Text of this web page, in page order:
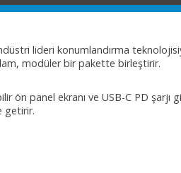
lideri konumlandırma
modüler bir pakette birleştirir.
ön panel ekranı ve USB-C PD şarjı
getirir.